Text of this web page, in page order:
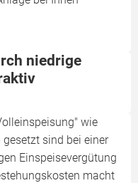
niedrige
wie
gesetzt sind bei einer
Einspeisevergütung
macht